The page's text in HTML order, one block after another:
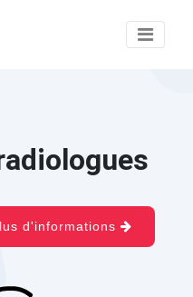
d'informations